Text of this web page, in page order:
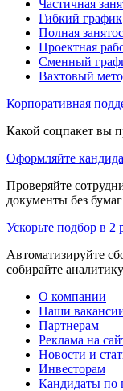
Частичная
Гибкий график
Полная
Проектная
Сменный
Вахтовый
Корпоративная
Какой соцпакет вы
Оформляйте
Проверяйте
документы без
Ускорьте подбор в 2
Автоматизируйте
собирайте
О компании
Наши
Партнерам
Реклама на
Новости и
Инвесторам
Кандидаты по